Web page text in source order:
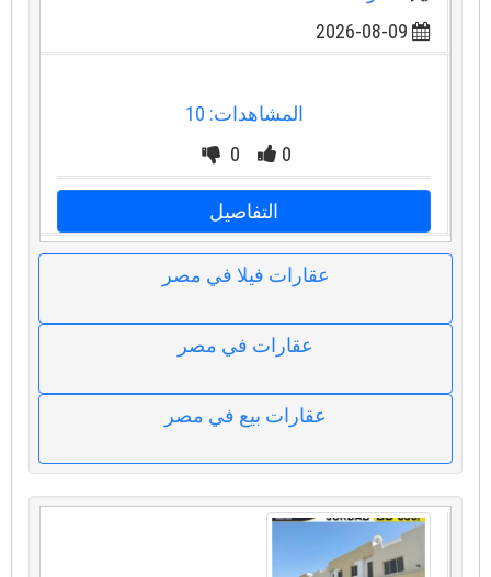
2026-08-09
المشاهدات: 10
0
0
التفاصيل
عقارات فيلا في مصر
عقارات في مصر
عقارات بيع في مصر